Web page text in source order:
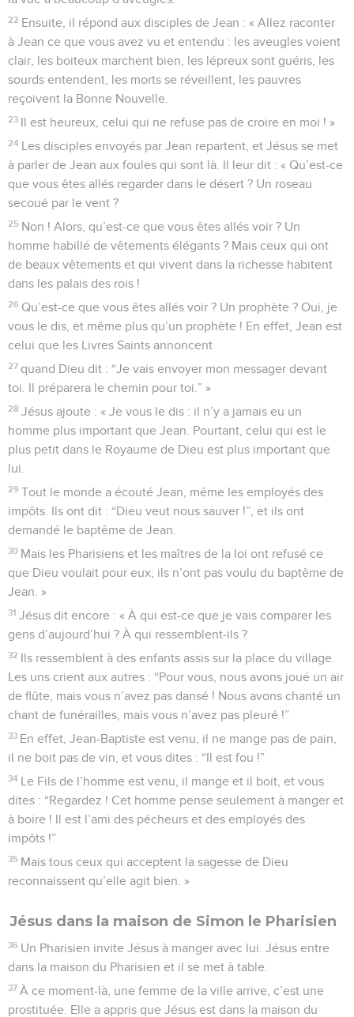
22 Ensuite, il répond aux disciples de Jean : « Allez raconter
à Jean ce que vous avez vu et entendu : les aveugles voient
clair, les boiteux marchent bien, les lépreux sont guéris, les
sourds entendent, les morts se réveillent, les pauvres
reçoivent la Bonne Nouvelle.
23 Il est heureux, celui qui ne refuse pas de croire en moi ! »
24 Les disciples envoyés par Jean repartent, et Jésus se met
à parler de Jean aux foules qui sont là. Il leur dit : « Qu’est-ce
que vous êtes allés regarder dans le désert ? Un roseau
secoué par le vent ?
25 Non ! Alors, qu’est-ce que vous êtes allés voir ? Un
homme habillé de vêtements élégants ? Mais ceux qui ont
de beaux vêtements et qui vivent dans la richesse habitent
dans les palais des rois !
26 Qu’est-ce que vous êtes allés voir ? Un prophète ? Oui, je
vous le dis, et même plus qu’un prophète ! En effet, Jean est
celui que les Livres Saints annoncent
27 quand Dieu dit : “Je vais envoyer mon messager devant
toi. Il préparera le chemin pour toi.” »
28 Jésus ajoute : « Je vous le dis : il n’y a jamais eu un
homme plus important que Jean. Pourtant, celui qui est le
plus petit dans le Royaume de Dieu est plus important que
lui.
29 Tout le monde a écouté Jean, même les employés des
impôts. Ils ont dit : “Dieu veut nous sauver !”, et ils ont
demandé le baptême de Jean.
30 Mais les Pharisiens et les maîtres de la loi ont refusé ce
que Dieu voulait pour eux, ils n’ont pas voulu du baptême de
Jean. »
31 Jésus dit encore : « À qui est-ce que je vais comparer les
gens d’aujourd’hui ? À qui ressemblent-ils ?
32 Ils ressemblent à des enfants assis sur la place du village.
Les uns crient aux autres : “Pour vous, nous avons joué un air
de flûte, mais vous n’avez pas dansé ! Nous avons chanté un
chant de funérailles, mais vous n’avez pas pleuré !”
33 En effet, Jean-Baptiste est venu, il ne mange pas de pain,
il ne boit pas de vin, et vous dites : “Il est fou !”
34 Le Fils de l’homme est venu, il mange et il boit, et vous
dites : “Regardez ! Cet homme pense seulement à manger et
à boire ! Il est l’ami des pécheurs et des employés des
impôts !”
35 Mais tous ceux qui acceptent la sagesse de Dieu
reconnaissent qu’elle agit bien. »
Jésus dans la maison de Simon le Pharisien
36 Un Pharisien invite Jésus à manger avec lui. Jésus entre
dans la maison du Pharisien et il se met à table.
37 À ce moment-là, une femme de la ville arrive, c’est une
prostituée. Elle a appris que Jésus est dans la maison du